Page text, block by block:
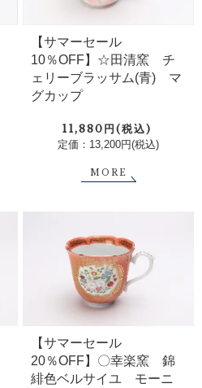
【サマーセール
10％OFF】☆田清窯 チ
ェリーブラッサム(青) マ
グカップ
11,880円(税込)
定価：13,200円(税込)
MORE
【サマーセール
20％OFF】〇幸楽窯 錦
緋色ベルサイユ モーニ